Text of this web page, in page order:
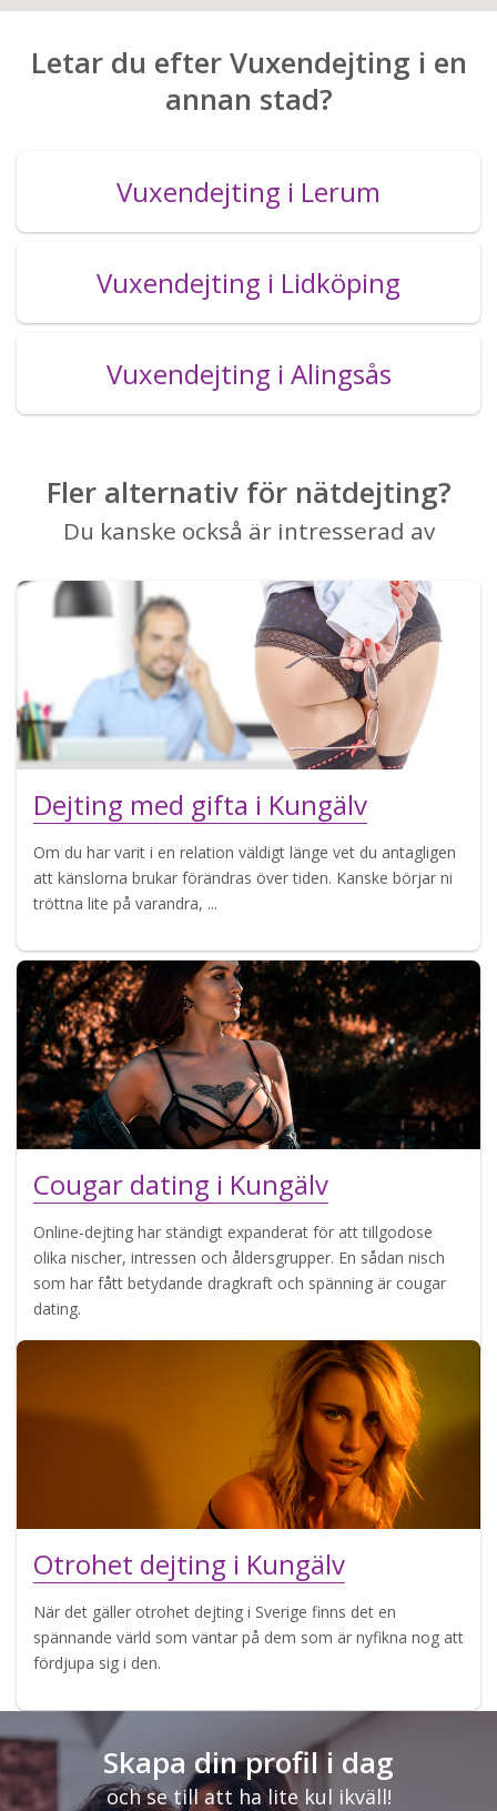
Letar du efter Vuxendejting i en
annan stad?
Vuxendejting i Lerum
Vuxendejting i Lidköping
Vuxendejting i Alingsås
Fler alternativ för nätdejting?
Du kanske också är intresserad av
Dejting med gifta i Kungälv
Om du har varit i en relation väldigt länge vet du antagligen
att känslorna brukar förändras över tiden. Kanske börjar ni
tröttna lite på varandra, ...
Cougar dating i Kungälv
Online-dejting har ständigt expanderat för att tillgodose
olika nischer, intressen och åldersgrupper. En sådan nisch
som har fått betydande dragkraft och spänning är cougar
dating.
Otrohet dejting i Kungälv
När det gäller otrohet dejting i Sverige finns det en
spännande värld som väntar på dem som är nyfikna nog att
fördjupa sig i den.
Skapa din profil i dag
och se till att ha lite kul ikväll!